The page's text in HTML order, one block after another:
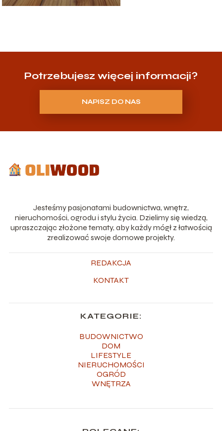
Potrzebujesz więcej informacji?
NAPISZ DO NAS
Jesteśmy pasjonatami budownictwa, wnętrz,
nieruchomości, ogrodu i stylu życia. Dzielimy się wiedzą,
upraszczając złożone tematy, aby każdy mógł z łatwością
zrealizować swoje domowe projekty.
REDAKCJA
KONTAKT
KATEGORIE:
BUDOWNICTWO
DOM
LIFESTYLE
NIERUCHOMOŚCI
OGRÓD
WNĘTRZA